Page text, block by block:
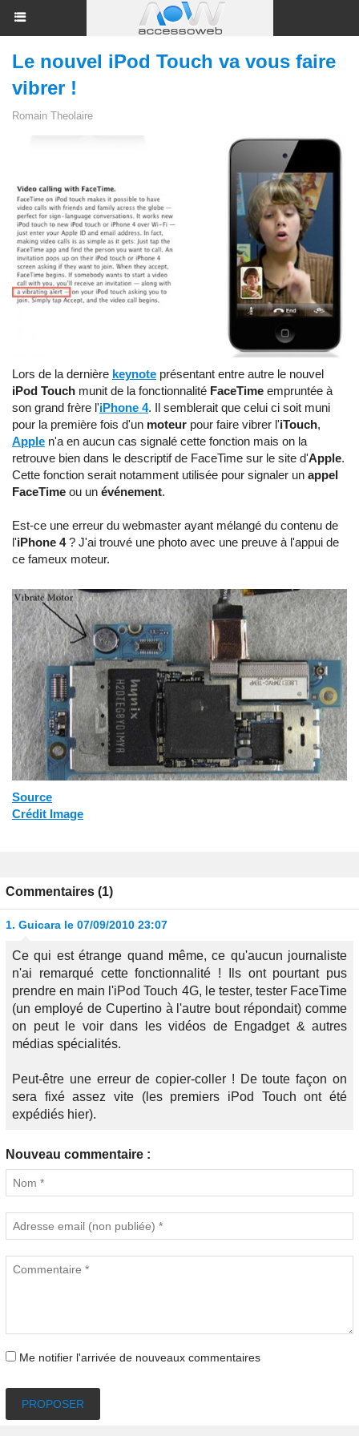
Le nouvel iPod Touch va vous faire
vibrer !
Romain Theolaire
Lors de la dernière keynote présentant entre autre le nouvel
iPod Touch munit de la fonctionnalité FaceTime empruntée à
son grand frère l'iPhone 4. Il semblerait que celui ci soit muni
pour la première fois d'un moteur pour faire vibrer l'iTouch,
Apple n'a en aucun cas signalé cette fonction mais on la
retrouve bien dans le descriptif de FaceTime sur le site d'Apple.
Cette fonction serait notamment utilisée pour signaler un appel
FaceTime ou un événement.
Est-ce une erreur du webmaster ayant mélangé du contenu de
l'iPhone 4? J'ai trouvé une photo avec une preuve à l'appui de
ce fameux moteur.
Source
Crédit Image
Commentaires (1)
1. Guicara le 07/09/2010 23:07
Ce qui est étrange quand même, ce qu'aucun journaliste
n'ai remarqué cette fonctionnalité ! Ils ont pourtant pus
prendre en main l'iPod Touch 4G, le tester, tester FaceTime
(un employé de Cupertino à l'autre bout répondait) comme
on peut le voir dans les vidéos de Engadget & autres
médias spécialités.
Peut-être une erreur de copier-coller ! De toute façon on
sera fixé assez vite (les premiers iPod Touch ont été
expédiés hier).
Nouveau commentaire :
Me notifier l'arrivée de nouveaux commentaires
PROPOSER